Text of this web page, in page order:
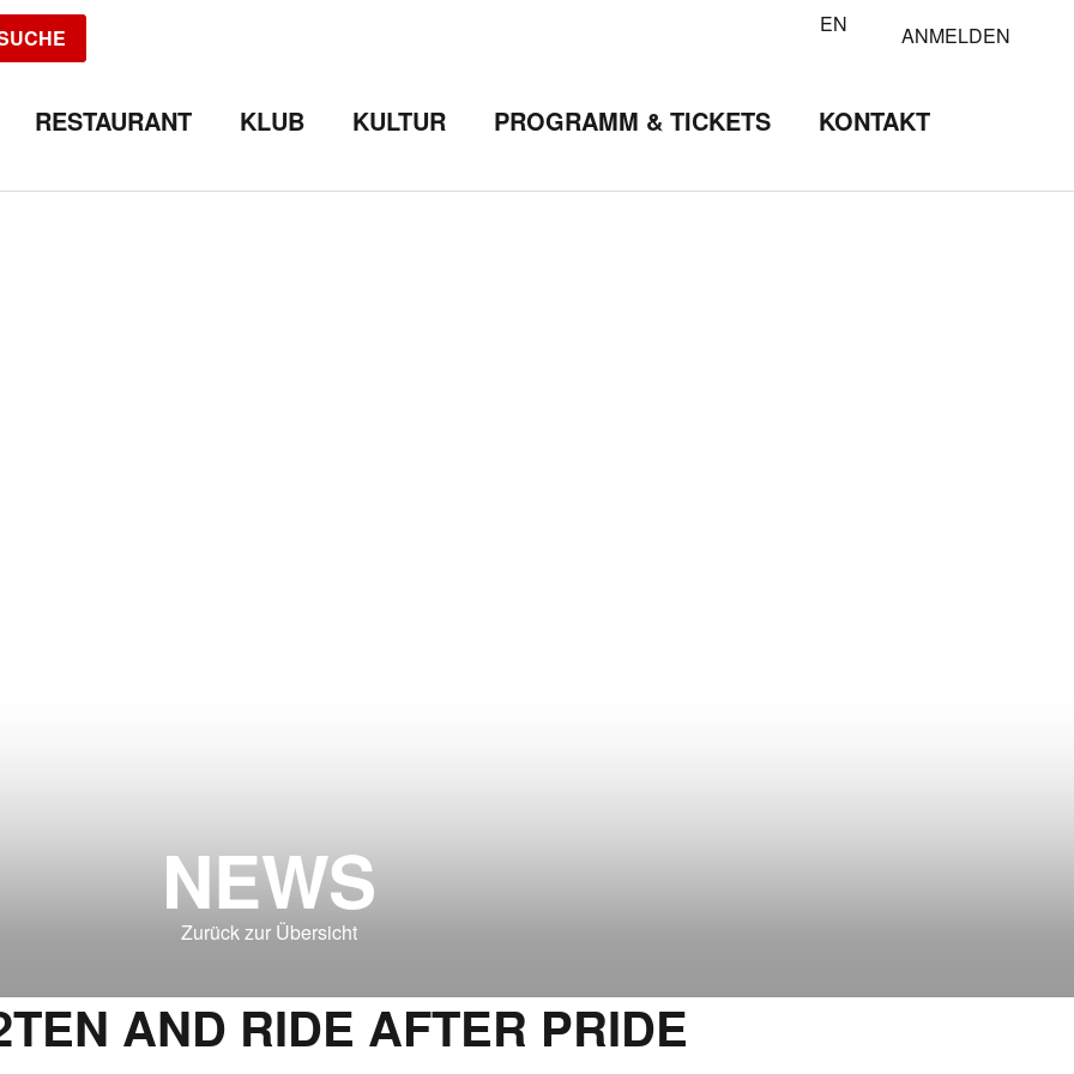
EN ANMELDEN
RESTAURANT KLUB KULTUR PROGRAMM & TICKETS KONTAKT
NEWS
Zurück zur Übersicht
AND RIDE AFTER PRIDE